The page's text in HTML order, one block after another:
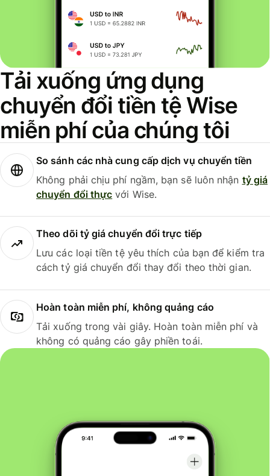
Tải xuống ứng dụng
chuyển đổi tiền tệ Wise
miễn phí của chúng tôi
So sánh các nhà cung cấp dịch vụ chuyển tiền
Không phải chịu phí ngầm, bạn sẽ luôn nhận tỷ giá
chuyển đổi thực với Wise.
Theo dõi tỷ giá chuyển đổi trực tiếp
Lưu các loại tiền tệ yêu thích của bạn để kiểm tra
cách tỷ giá chuyển đổi thay đổi theo thời gian.
Hoàn toàn miễn phí, không quảng cáo
Tải xuống trong vài giây. Hoàn toàn miễn phí và
không có quảng cáo gây phiền toái.